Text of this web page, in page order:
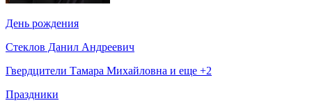
День рождения
Стеклов Данил Андреевич
Гвердцители Тамара Михайловна и еще +2
Праздники